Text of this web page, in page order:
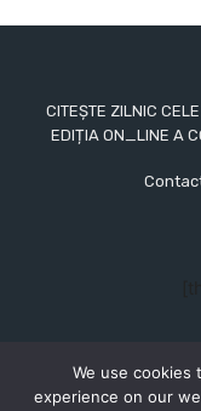
CITEȘTE ZILNIC
EDIȚIA ON_LINE A
We use
experience on our